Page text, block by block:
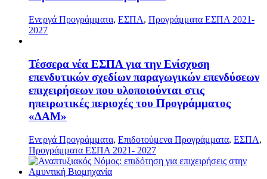
Ενεργά Προγράμματα, ΕΣΠΑ, Προγράμματα ΕΣΠΑ 2021-
2027
Τέσσερα νέα ΕΣΠΑ για την Ενίσχυση
επενδυτικών σχεδίων παραγωγικών επενδύσεων
επιχειρήσεων που υλοποιούνται στις
ηπειρωτικές περιοχές του Προγράμματος
«ΔΑΜ»
Ενεργά Προγράμματα, Επιδοτούμενα Προγράμματα, ΕΣΠΑ,
Προγράμματα ΕΣΠΑ 2021- 2027